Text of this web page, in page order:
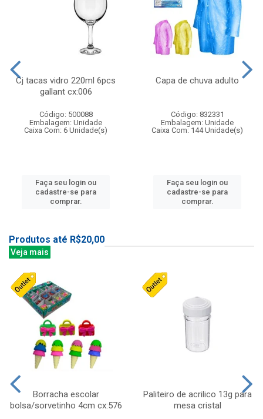
Cj tacas vidro 220ml 6pcs
gallant cx:006
Código: 500088
Embalagem: Unidade
Caixa Com: 6 Unidade(s)
Faça seu login ou
cadastre-se para
comprar.
Capa de chuva adulto
Código: 832331
Embalagem: Unidade
Caixa Com: 144 Unidade(s)
Faça seu login ou
cadastre-se para
comprar.
Produtos até R$20,00
Veja mais
Borracha escolar
bolsa/sorvetinho 4cm cx:576
Paliteiro de acrilico 13g para
mesa cristal